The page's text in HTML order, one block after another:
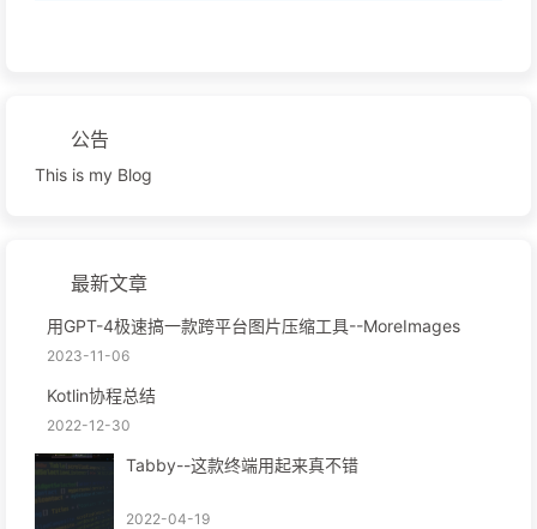
公告
This is my Blog
最新文章
用GPT-4极速搞一款跨平台图片压缩工具--MoreImages
2023-11-06
Kotlin协程总结
2022-12-30
Tabby--这款终端用起来真不错
2022-04-19